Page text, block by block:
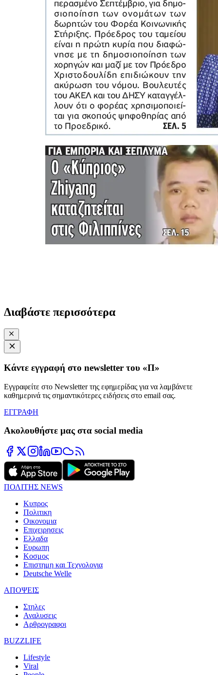
Διαβάστε περισσότερα
Κάντε εγγραφή στο newsletter του «Π»
Εγγραφείτε στο Newsletter της εφημερίδας για να λαμβάνετε
καθημερινά τις σημαντικότερες ειδήσεις στο email σας.
ΕΓΓΡΑΦΗ
Ακολουθήστε μας στα social media
ΠΟΛΙΤΗΣ NEWS
Κυπρος
Πολιτικη
Οικονομια
Επιχειρησεις
Ελλαδα
Ευρωπη
Κοσμος
Επιστημη και Τεχνολογια
Deutsche Welle
ΑΠΟΨΕΙΣ
Στηλες
Αναλυσεις
Αρθρογραφοι
BUZZLIFE
Lifestyle
Viral